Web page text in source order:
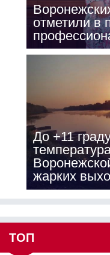
отметили в
До +11
жарких
ТОП